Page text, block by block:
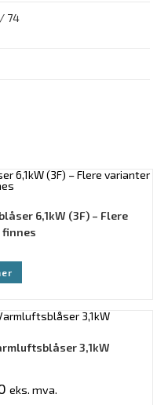
74
6,1kW (3F) – Flere
3,1kW
eks. mva.